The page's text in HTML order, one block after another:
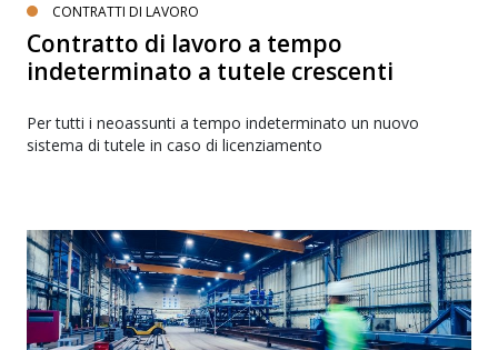
CONTRATTI DI LAVORO
Contratto di lavoro a tempo
indeterminato a tutele crescenti
Per tutti i neoassunti a tempo indeterminato un nuovo
sistema di tutele in caso di licenziamento